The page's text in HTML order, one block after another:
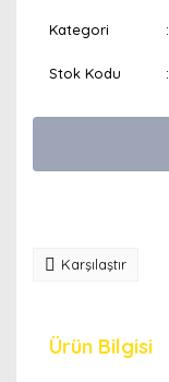
Kategori
Stok Kodu
Karşılaştır
Ürün Bilgisi